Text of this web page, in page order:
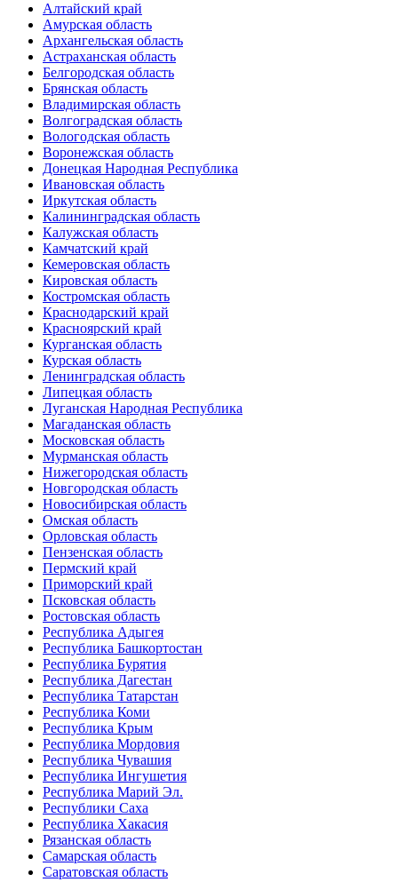
Алтайский край
Амурская область
Архангельская область
Астраханская область
Белгородская область
Брянская область
Владимирская область
Волгоградская область
Вологодская область
Воронежская область
Донецкая Народная Республика
Ивановская область
Иркутская область
Калининградская область
Калужская область
Камчатский край
Кемеровская область
Кировская область
Костромская область
Краснодарский край
Красноярский край
Курганская область
Курская область
Ленинградская область
Липецкая область
Луганская Народная Республика
Магаданская область
Московская область
Мурманская область
Нижегородская область
Новгородская область
Новосибирская область
Омская область
Орловская область
Пензенская область
Пермский край
Приморский край
Псковская область
Ростовская область
Республика Адыгея
Республика Башкортостан
Республика Бурятия
Республика Дагестан
Республика Татарстан
Республика Коми
Республика Крым
Республика Мордовия
Республика Чувашия
Республика Ингушетия
Республика Марий Эл.
Республики Саха
Республика Хакасия
Рязанская область
Самарская область
Саратовская область